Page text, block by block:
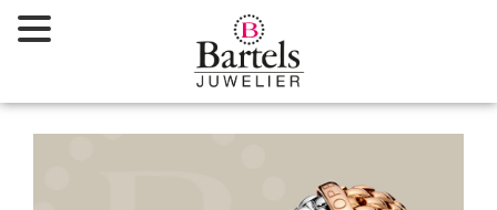
Inhalt